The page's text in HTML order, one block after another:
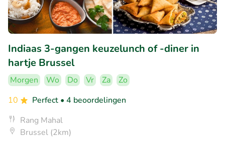
Indiaas 3-gangen keuzelunch of -diner in
hartje Brussel
Morgen Wo Do Vr Za
Zo
10
Perfect • 4 beoordelingen
Rang Mahal
Brussel (2km)